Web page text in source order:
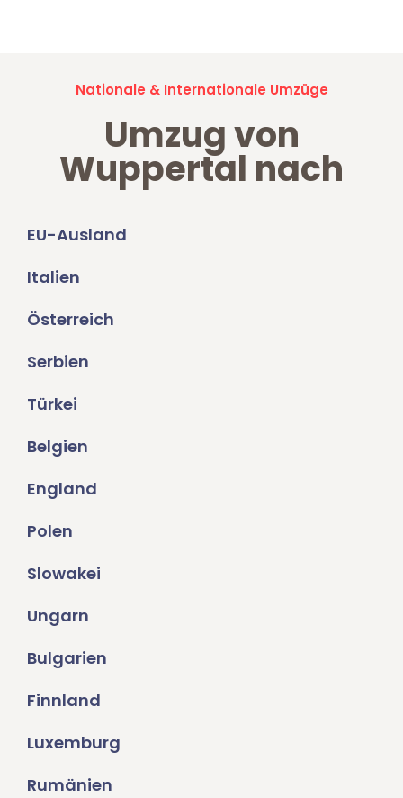
Nationale & Internationale Umzüge
Umzug von
Wuppertal nach
EU-Ausland
Italien
Österreich
Serbien
Türkei
Belgien
England
Polen
Slowakei
Ungarn
Bulgarien
Finnland
Luxemburg
Rumänien